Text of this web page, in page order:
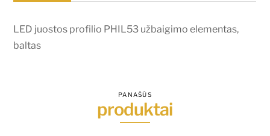
LED juostos profilio PHIL53 užbaigimo elementas,
baltas
PANAŠŪS
produktai